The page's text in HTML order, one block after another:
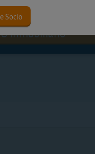
Socio
Inmobiliario